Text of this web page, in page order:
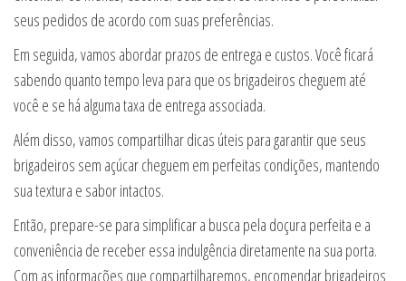
seus pedidos de acordo com suas preferências.
Em seguida, vamos abordar prazos de entrega e custos. Você ficará
sabendo quanto tempo leva para que os brigadeiros cheguem até
você e se há alguma taxa de entrega associada.
Além disso, vamos compartilhar dicas úteis para garantir que seus
brigadeiros sem açúcar cheguem em perfeitas condições, mantendo
sua textura e sabor intactos.
Então, prepare-se para simplificar a busca pela doçura perfeita e a
conveniência de receber essa indulgência diretamente na sua porta.
Com as informações que compartilharemos, encomendar brigadeiros